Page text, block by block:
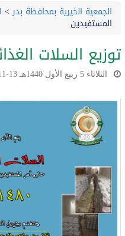
الجمعية الخيرية بمحافظة بدر>
المستفيدين
توزيع السلات
الثلاثاء 5 ربيع الأول 1440هـ 13-11-2018م